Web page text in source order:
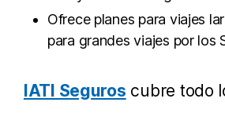
Ofrece planes para viajes
para grandes viajes por los
IATI Seguros cubre todo